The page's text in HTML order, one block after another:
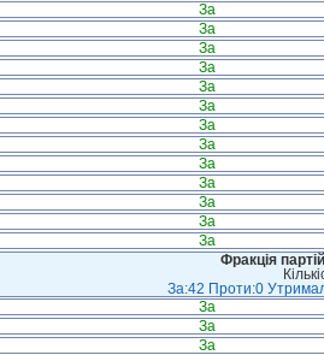
За
За
За
За
За
За
За
За
За
За
За
За
За
Фракція
За:42 Проти:0
За
За
За